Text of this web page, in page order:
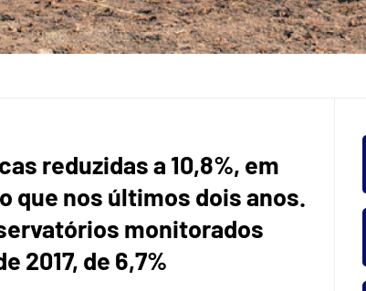
reduzidas a 10,8%, em
que nos últimos dois anos.
monitorados
2017, de 6,7%